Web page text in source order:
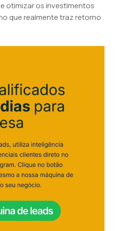
otimizar os investimentos
que realmente traz retorno